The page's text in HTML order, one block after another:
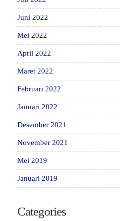
Juni 2022
Mei 2022
April 2022
Maret 2022
Februari 2022
Januari 2022
Desember 2021
November 2021
Mei 2019
Januari 2019
Categories